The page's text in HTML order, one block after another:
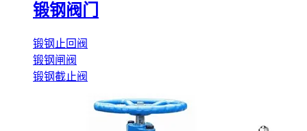
锻钢阀门
锻钢止回阀
锻钢闸阀
锻钢截止阀